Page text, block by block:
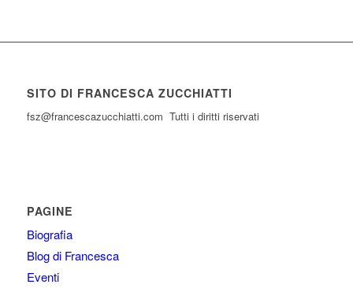
SITO DI FRANCESCA ZUCCHIATTI
fsz@francescazucchiatti.com Tutti i diritti riservati
PAGINE
Biografia
Blog di Francesca
Eventi